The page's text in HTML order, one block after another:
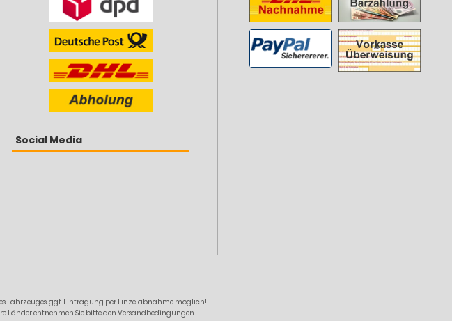
Social Media
Fahrzeuges, ggf. Eintragung per Einzelabnahme möglich!
Länder entnehmen Sie bitte den Versandbedingungen.